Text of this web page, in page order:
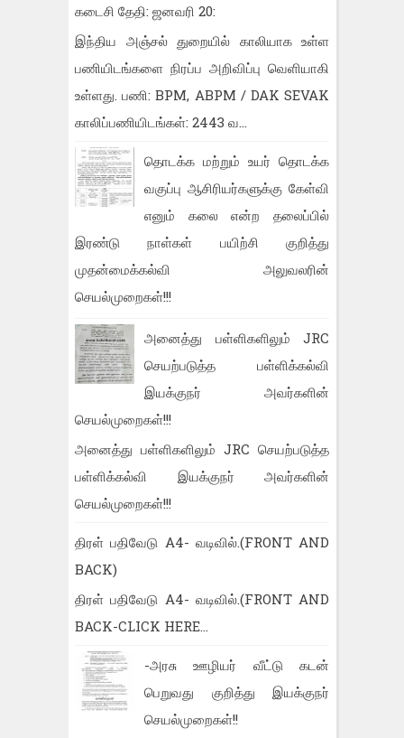
கடைசி தேதி: ஜனவரி 20:
இந்திய அஞ்சல் துறையில் காலியாக உள்ள
பணியிடங்களை நிரப்ப அறிவிப்பு வெளியாகி
உள்ளது. பணி: BPM, ABPM / DAK SEVAK
காலிப்பணியிடங்கள்: 2443 வ...
தொடக்க மற்றும் உயர் தொடக்க
வகுப்பு ஆசிரியர்களுக்கு கேள்வி
எனும் கலை என்ற தலைப்பில்
இரண்டு நாள்கள் பயிற்சி குறித்து
முதன்மைக்கல்வி அலுவலரின்
செயல்முறைகள்!!!
அனைத்து பள்ளிகளிலும் JRC
செயற்படுத்த பள்ளிக்கல்வி
இயக்குநர் அவர்களின்
செயல்முறைகள்!!!
அனைத்து பள்ளிகளிலும் JRC செயற்படுத்த
பள்ளிக்கல்வி இயக்குநர் அவர்களின்
செயல்முறைகள்!!!
திரள் பதிவேடு A4- வடிவில்.(FRONT AND
BACK)
திரள் பதிவேடு A4- வடிவில்.(FRONT AND
BACK-CLICK HERE...
-அரசு ஊழியர் வீட்டு கடன்
பெறுவது குறித்து இயக்குநர்
செயல்முறைகள்!!